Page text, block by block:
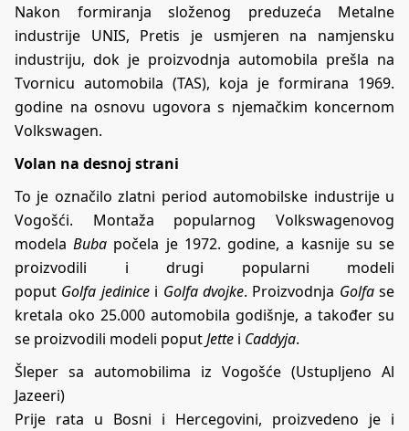
Nakon formiranja složenog preduzeća Metalne
industrije UNIS, Pretis je usmjeren na namjensku
industriju, dok je proizvodnja automobila prešla na
Tvornicu automobila (TAS), koja je formirana 1969.
godine na osnovu ugovora s njemačkim koncernom
Volkswagen.
Volan na desnoj strani
To je označilo zlatni period automobilske industrije u
Vogošći. Montaža popularnog Volkswagenovog
modelaBuba počela je 1972. godine, a kasnije su se
proizvodili i drugi popularni modeli
poput Golfa jedinicei Golfa dvojke. Proizvodnja Golfase
kretala oko 25.000 automobila godišnje, a također su
se proizvodili modeli poputJette i Caddyja.
Šleper sa automobilima iz Vogošće (Ustupljeno Al
Jazeeri)
Prije rata u Bosni i Hercegovini, proizvedeno je i